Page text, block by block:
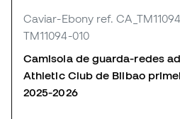
Caviar-Ebony ref.
TM11094-010
Camisola de guarda-redes
Athletic Club de Bilbao
2025-2026